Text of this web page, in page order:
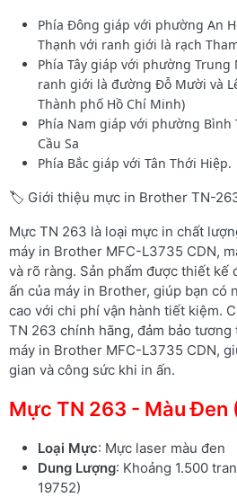
Phía Đông giáp với phường An
Thạnh với ranh giới là rạch
Phía Tây giáp với phường Trung
ranh giới là đường Đỗ Mười và
Thành phố Hồ Chí Minh)
Phía Nam giáp với phường Bình
Cầu Sa
Phía Bắc giáp với Tân Thới Hiệp.
🏷️ Giới thiệu mực in Brother TN-
Mực TN 263 là loại mực in chất
máy in Brother MFC-L3735 CDN,
và rõ ràng. Sản phẩm được thiết kế
ấn của máy in Brother, giúp bạn có
cao với chi phí vận hành tiết kiệm.
TN 263 chính hãng, đảm bảo
máy in Brother MFC-L3735 CDN,
gian và công sức khi in ấn.
Mực TN 263 - Màu Đen
Loại Mực: Mực laser màu đen
Dung Lượng: Khoảng 1.500
19752)